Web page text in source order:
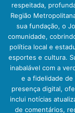
respeitada,
Região
sua fundação, o
comunidade,
política local e
esportes e cultura.
inabalável com a
e a fidelidade de
presença digital,
inclui notícias
de comentários,